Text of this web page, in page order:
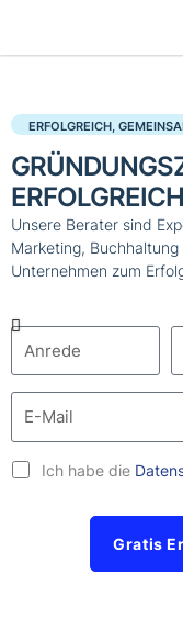
ERFOLGREICH,
Unsere Berater sind
Marketing,
Unternehmen zum
Ich habe die
Gratis